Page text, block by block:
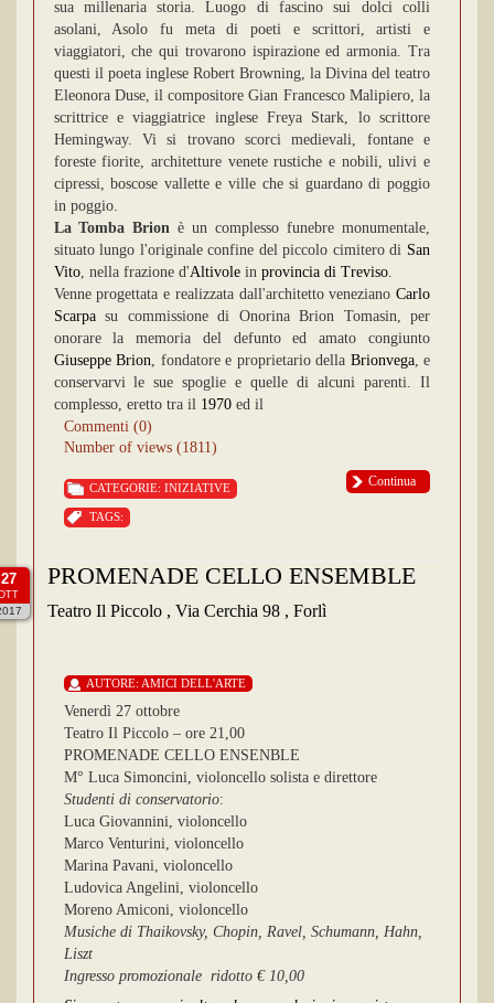
sua millenaria storia. Luogo di fascino sui dolci colli
asolani, Asolo fu meta di poeti e scrittori, artisti e
viaggiatori, che qui trovarono ispirazione ed armonia. Tra
questi il poeta inglese Robert Browning, la Divina del teatro
Eleonora Duse, il compositore Gian Francesco Malipiero, la
scrittrice e viaggiatrice inglese Freya Stark, lo scrittore
Hemingway. Vi si trovano scorci medievali, fontane e
foreste fiorite, architetture venete rustiche e nobili, ulivi e
cipressi, boscose vallette e ville che si guardano di poggio
in poggio.
La Tomba Brion è un complesso funebre monumentale,
situato lungo l'originale confine del piccolo cimitero di San
Vito, nella frazione d'Altivolein provincia di Treviso.
Venne progettata e realizzata dall'architetto veneziano Carlo
Scarpasu commissione di Onorina Brion Tomasin, per
onorare la memoria del defunto ed amato congiunto
Giuseppe Brion, fondatore e proprietario della Brionvega, e
conservarvi le sue spoglie e quelle di alcuni parenti. Il
complesso, eretto tra il 1970ed il
Commenti (0)
Number of views (1811)
Continua
CATEGORIE: INIZIATIVE
TAGS:
27 PROMENADE CELLO ENSEMBLE
Teatro Il Piccolo , Via Cerchia 98 , Forlì
AUTORE: AMICI DELL'ARTE
Venerdì 27 ottobre
Teatro Il Piccolo – ore 21,00
PROMENADE CELLO ENSENBLE
M° Luca Simoncini, violoncello solista e direttore
Studenti di conservatorio:
Luca Giovannini, violoncello
Marco Venturini, violoncello
Marina Pavani, violoncello
Ludovica Angelini, violoncello
Moreno Amiconi, violoncello
Musiche di Thaikovsky, Chopin, Ravel, Schumann, Hahn,
Liszt
Ingresso promozionale ridotto € 10,00